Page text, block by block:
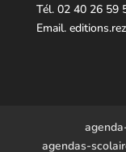
Tél. 02 40 26 59
Email.
agendas-